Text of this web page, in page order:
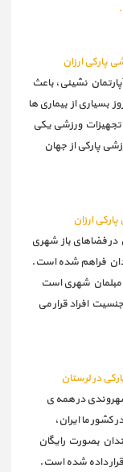
پارکی ارزان
نشینی، باعث
از بیماری ها
تجهیزات ورزشی یکی
پارکی از جهان
ارزان
در فضاهای باز شهری
فراهم شده است.
مبلمان شهری است
افراد قرار می
در لرستان
در همه ی
ما ایران،
بصورت رایگان
داده شده است.